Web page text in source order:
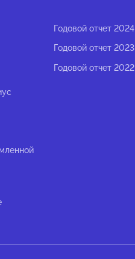
Годовой отчет 2024
Годовой отчет 2023
Годовой отчет 2022